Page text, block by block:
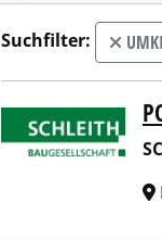
Suchfilter:
SCHLEITH GmbH